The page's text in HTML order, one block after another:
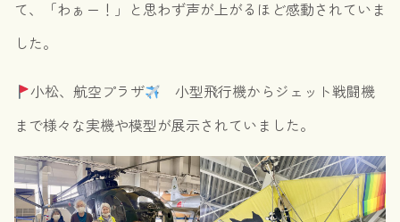
て、「わぁー！」と思わず声が上がるほど感動されていま
した。
小松、航空プラザ
小型飛行機からジェット戦闘機
まで様々な実機や模型が展示されていました。